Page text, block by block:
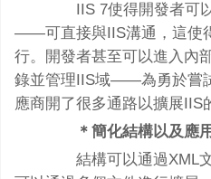
IIS 7使得開發者可以
——可直接與IIS溝通，這使
行。開發者甚至可以進入內
錄並管理IIS域——為勇於嘗
應商開了很多通路以擴展IIS
＊簡化結構以及應
結構可以通過XML文